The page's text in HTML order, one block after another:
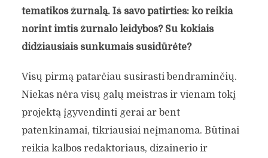
tematikos žurnalą. Iš savo patirties: ko reikia
norint imtis žurnalo leidybos? Su kokiais
didžiausiais sunkumais susidūrėte?
Visų pirmą patarčiau susirasti bendraminčių.
Niekas nėra visų galų meistras ir vienam tokį
projektą įgyvendinti gerai ar bent
patenkinamai, tikriausiai neįmanoma. Būtinai
reikia kalbos redaktoriaus, dizainerio ir